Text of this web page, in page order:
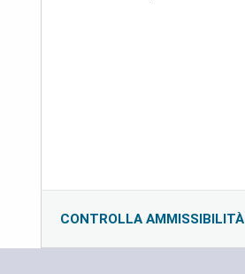
CONTROLLA AMMISSIBILITÀ